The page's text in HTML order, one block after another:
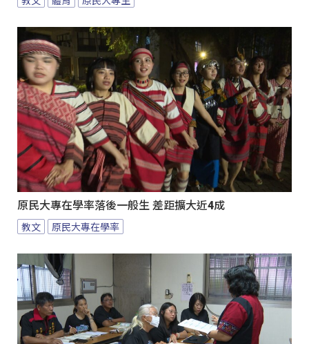
原民大專在學率落後一般生 差距擴大近4成
教文 原民大專在學率